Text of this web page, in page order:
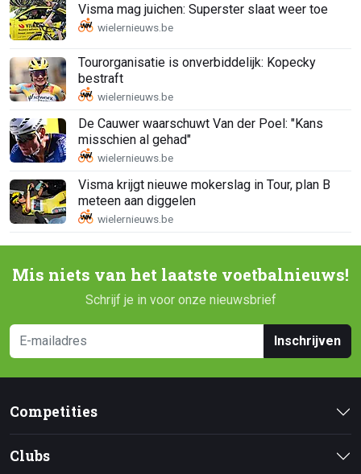
Visma mag juichen: Superster slaat weer toe
Tourorganisatie is onverbiddelijk: Kopecky
bestraft
De Cauwer waarschuwt Van der Poel: "Kans
misschien al gehad"
Visma krijgt nieuwe mokerslag in Tour, plan B
meteen aan diggelen
Mis niets van het laatste voetbalnieuws!
Schrijf je in voor onze nieuwsbrief
Inschrijven
Competities
Clubs